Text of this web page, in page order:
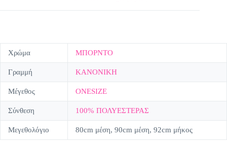
Χρώμα ΜΠΟΡΝΤΟ
Γραμμή ΚΑΝΟΝΙΚΗ
Μέγεθος ONESIZE
Σύνθεση 100% ΠΟΛΥΕΣΤΕΡΑΣ
Μεγεθολόγιο 80cm μέση, 90cm μέση, 92cm μήκος